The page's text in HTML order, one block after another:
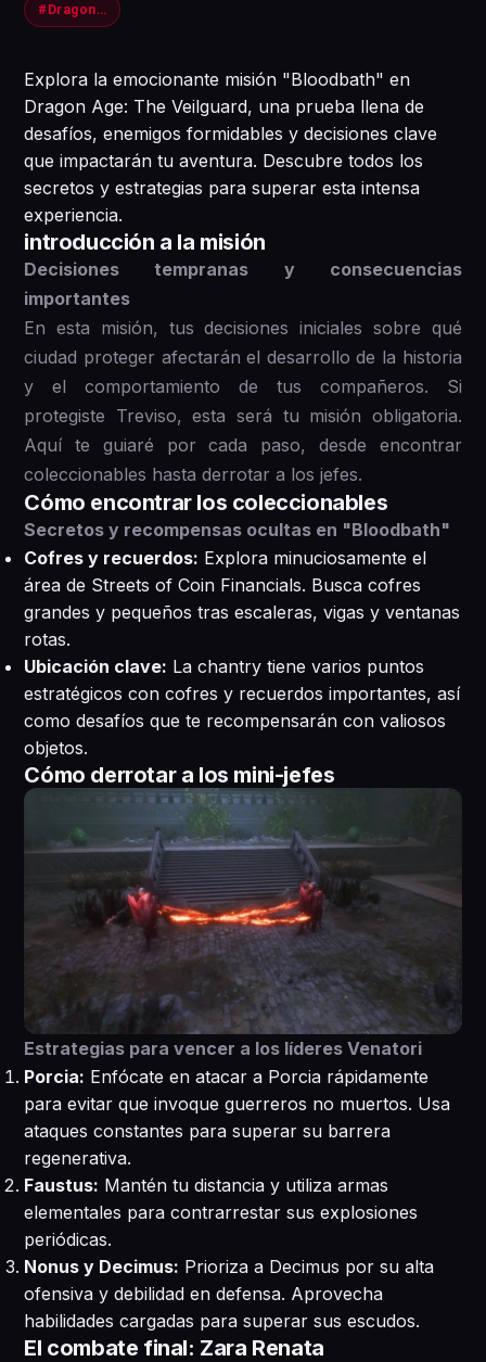
#DragonAge #Veilguard #Gaming
Explora la emocionante misión "Bloodbath" en
Dragon Age: The Veilguard, una prueba llena de
desafíos, enemigos formidables y decisiones clave
que impactarán tu aventura. Descubre todos los
secretos y estrategias para superar esta intensa
experiencia.
introducción a la misión
Decisiones tempranas y consecuencias
importantes
En esta misión, tus decisiones iniciales sobre qué
ciudad proteger afectarán el desarrollo de la historia
y el comportamiento de tus compañeros. Si
protegiste Treviso, esta será tu misión obligatoria.
Aquí te guiaré por cada paso, desde encontrar
coleccionables hasta derrotar a los jefes.
Cómo encontrar los coleccionables
Secretos y recompensas ocultas en "Bloodbath"
Cofres y recuerdos: Explora minuciosamente el
área de Streets of Coin Financials. Busca cofres
grandes y pequeños tras escaleras, vigas y ventanas
rotas.
Ubicación clave: La chantry tiene varios puntos
estratégicos con cofres y recuerdos importantes, así
como desafíos que te recompensarán con valiosos
objetos.
Cómo derrotar a los mini-jefes
Estrategias para vencer a los líderes Venatori
Porcia: Enfócate en atacar a Porcia rápidamente
para evitar que invoque guerreros no muertos. Usa
ataques constantes para superar su barrera
regenerativa.
Faustus: Mantén tu distancia y utiliza armas
elementales para contrarrestar sus explosiones
periódicas.
Nonus y Decimus: Prioriza a Decimus por su alta
ofensiva y debilidad en defensa. Aprovecha
habilidades cargadas para superar sus escudos.
El combate final: Zara Renata